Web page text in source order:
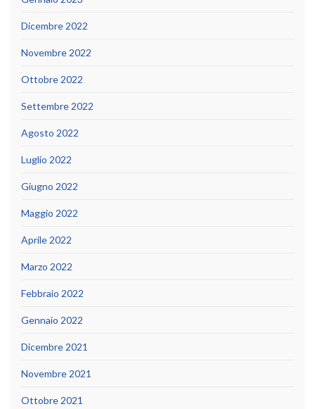
Dicembre 2022
Novembre 2022
Ottobre 2022
Settembre 2022
Agosto 2022
Luglio 2022
Giugno 2022
Maggio 2022
Aprile 2022
Marzo 2022
Febbraio 2022
Gennaio 2022
Dicembre 2021
Novembre 2021
Ottobre 2021